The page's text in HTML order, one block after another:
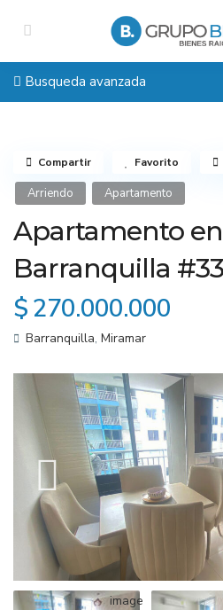
Busqueda avanzada
Arriendo Apartamento
Apartamento
Barranquilla
$ 270.000.000
Barranquilla, Miramar
Compartir Favorito